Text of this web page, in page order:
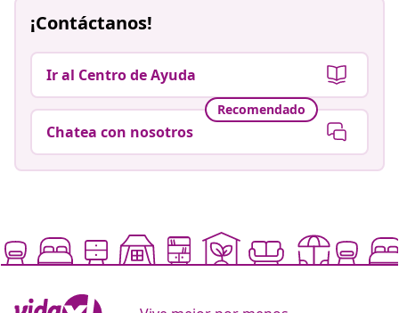
¡Contáctanos!
Ir al Centro de Ayuda
Recomendado
Chatea con nosotros